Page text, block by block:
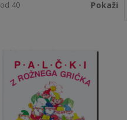
od 40 Pokaži